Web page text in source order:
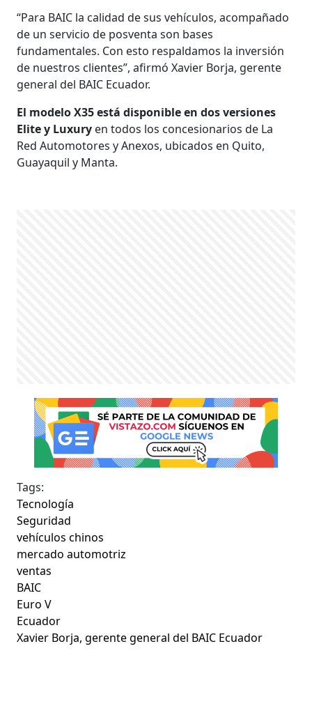
“Para BAIC la calidad de sus vehículos, acompañado
de un servicio de posventa son bases
fundamentales. Con esto respaldamos la inversión
de nuestros clientes”, afirmó Xavier Borja, gerente
general del BAIC Ecuador.
El modelo X35 está disponible en dos versiones
Elite y Luxury en todos los concesionarios de La
Red Automotores y Anexos, ubicados en Quito,
Guayaquil y Manta.
Tags:
Tecnología
Seguridad
vehículos chinos
mercado automotriz
ventas
BAIC
Euro V
Ecuador
Xavier Borja, gerente general del BAIC Ecuador